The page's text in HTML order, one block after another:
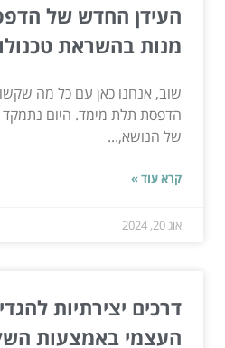
העידן החדש של
מנות בהשראת
שוב, אנחנו כאן עם כל מה
הדפסת תלת מימד. היום נתמקד
של הנושא,...
קרא עוד »
אוג 20, 2024
דרכים יצירתיות
העצמי באמצעות